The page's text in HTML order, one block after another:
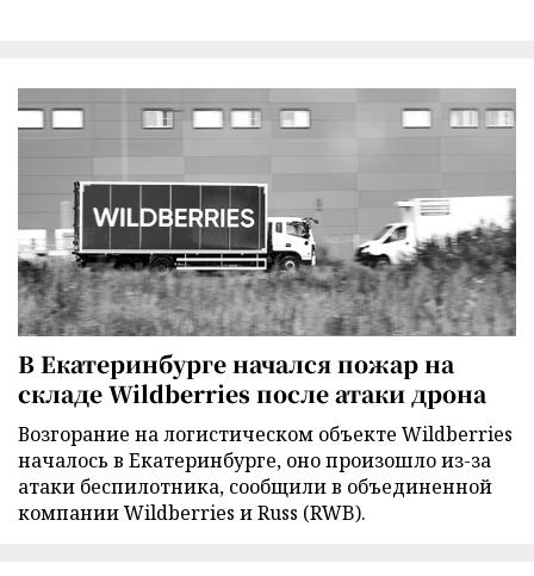
В Екатеринбурге начался пожар на
складе Wildberries после атаки дрона
Возгорание на логистическом объекте Wildberries
началось в Екатеринбурге, оно произошло из-за
атаки беспилотника, сообщили в объединенной
компании Wildberries и Russ (RWB).